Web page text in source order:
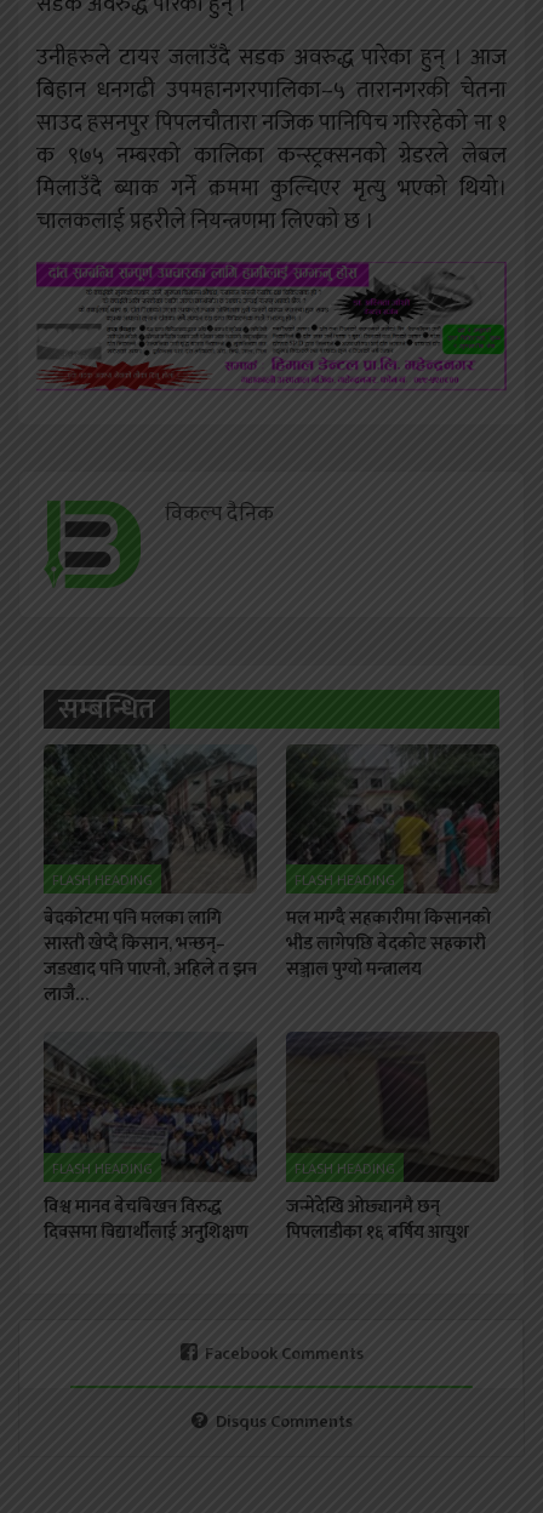
उनीहरुले टायर जलाउँदै सडक अवरुद्ध पारेका हुन् । आज
बिहान धनगढी उपमहानगरपालिका–५ तारानगरकी चेतना
साउद हसनपुर पिपलचौतारा नजिक पानिपिच गरिरहेको ना १
क ९७५ नम्बरको कालिका कन्स्ट्रक्सनको ग्रेडरले लेबल
मिलाउँदै ब्याक गर्ने क्रममा कुल्चिएर मृत्यु भएको थियो।
चालकलाई प्रहरीले नियन्त्रणमा लिएको छ ।
विकल्प दैनिक
सम्बन्धित
FLASH HEADING
बेदकोटमा पनि मलका लागि
सास्ती खेप्दै किसान, भन्छन्–
जडखाद पनि पाएनौ, अहिले त झन
लाजै…
FLASH HEADING
मल माग्दै सहकारीमा किसानको
भीड लागेपछि बेदकोट सहकारी
सञ्जाल पुग्यो मन्त्रालय
FLASH HEADING
विश्व मानव बेचबिखन विरुद्ध
दिवसमा विद्यार्थीलाई अनुशिक्षण
FLASH HEADING
जन्मेदेखि ओछ्यानमै छन्
पिपलाडीका १६ बर्षिय आयुश
Facebook Comments
Disqus Comments